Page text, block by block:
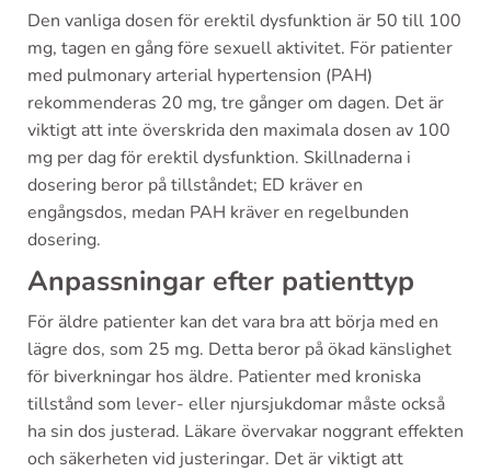
Den vanliga dosen för erektil dysfunktion är 50 till 100
mg, tagen en gång före sexuell aktivitet. För patienter
med pulmonary arterial hypertension (PAH)
rekommenderas 20 mg, tre gånger om dagen. Det är
viktigt att inte överskrida den maximala dosen av 100
mg per dag för erektil dysfunktion. Skillnaderna i
dosering beror på tillståndet; ED kräver en
engångsdos, medan PAH kräver en regelbunden
dosering.
Anpassningar efter patienttyp
För äldre patienter kan det vara bra att börja med en
lägre dos, som 25 mg. Detta beror på ökad känslighet
för biverkningar hos äldre. Patienter med kroniska
tillstånd som lever- eller njursjukdomar måste också
ha sin dos justerad. Läkare övervakar noggrant effekten
och säkerheten vid justeringar. Det är viktigt att